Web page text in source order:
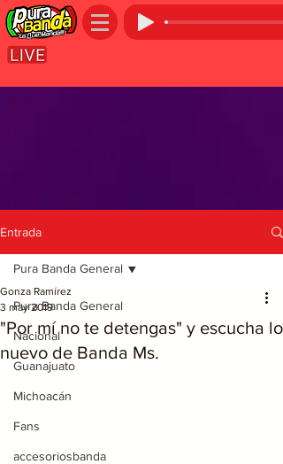
Entrada
Pura Banda General
Nacional
Guanajuato
Michoacán
Fans
accesoriosbanda
Pura Banda General
"Por mí no te detengas" y escucha lo
nuevo de Banda Ms.
Gonza Ramírez
3 may 2019